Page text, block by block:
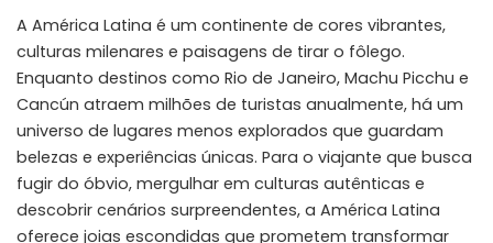
A América Latina é um continente de cores vibrantes,
culturas milenares e paisagens de tirar o fôlego.
Enquanto destinos como Rio de Janeiro, Machu Picchu e
Cancún atraem milhões de turistas anualmente, há um
universo de lugares menos explorados que guardam
belezas e experiências únicas. Para o viajante que busca
fugir do óbvio, mergulhar em culturas autênticas e
descobrir cenários surpreendentes, a América Latina
oferece joias escondidas que prometem transformar